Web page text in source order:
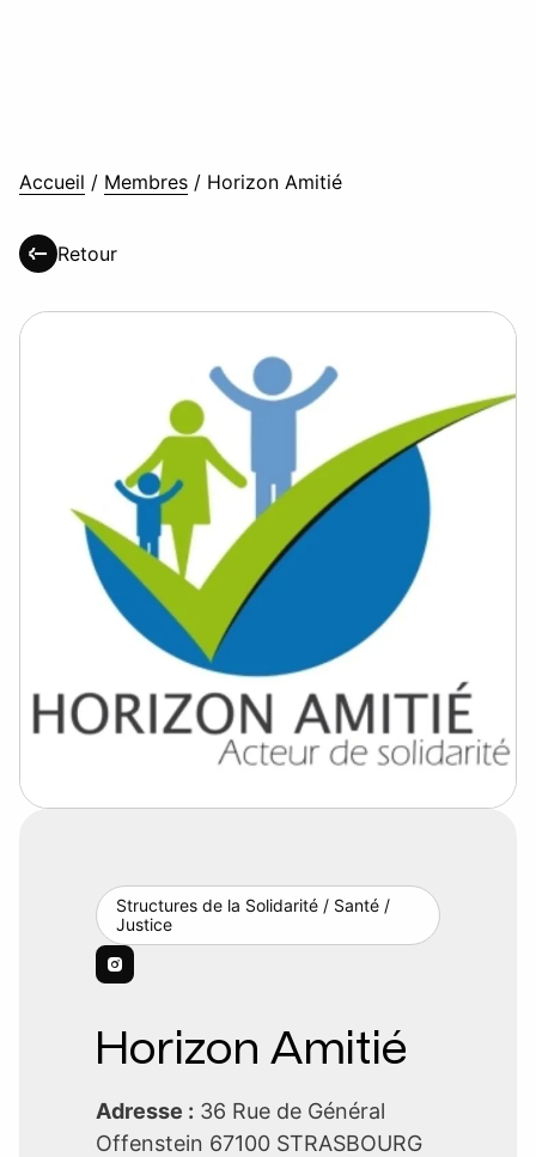
Accueil / Membres / Horizon Amitié
Retour
Structures de la Solidarité / Santé /
Justice
Horizon Amitié
Adresse : 36 Rue de Général
Offenstein 67100 STRASBOURG